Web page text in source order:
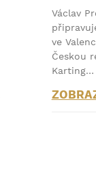
Václav
ve
Českou
Karting…